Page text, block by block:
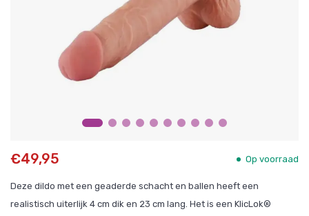
€49,95 Op voorraad
Deze dildo met een geaderde schacht en ballen heeft een
realistisch uiterlijk 4 cm dik en 23 cm lang. Het is een KlicLok®